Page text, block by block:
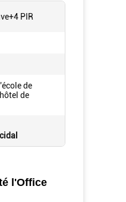
PIR
de
de
l'Office